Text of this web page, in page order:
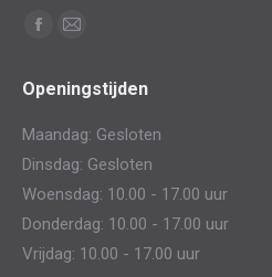
Vind ons op:
Facebook
opens
Mail
opens
Openingstijden
Maandag: Gesloten
Dinsdag: Gesloten
Woensdag: 10.00 - 17.00 uur
Donderdag: 10.00 - 17.00 uur
Vrijdag: 10.00 - 17.00 uur